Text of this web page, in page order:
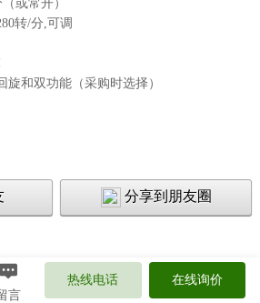
或常开）
转/分,可调
旋和双功能（采购时选择）
分享到朋友圈
言
热线电话 在线询价